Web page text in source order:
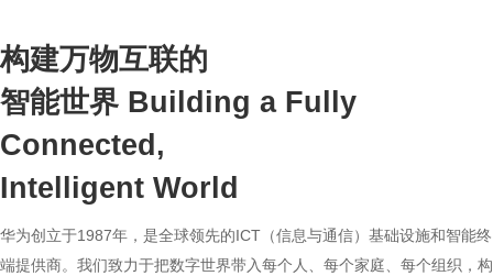
构建万物互联的
智能世界 Building a Fully
Connected,
Intelligent World
华为创立于1987年，是全球领先的ICT（信息与通信）基础设施和智能终
端提供商。我们致力于把数字世界带入每个人、每个家庭、每个组织，构